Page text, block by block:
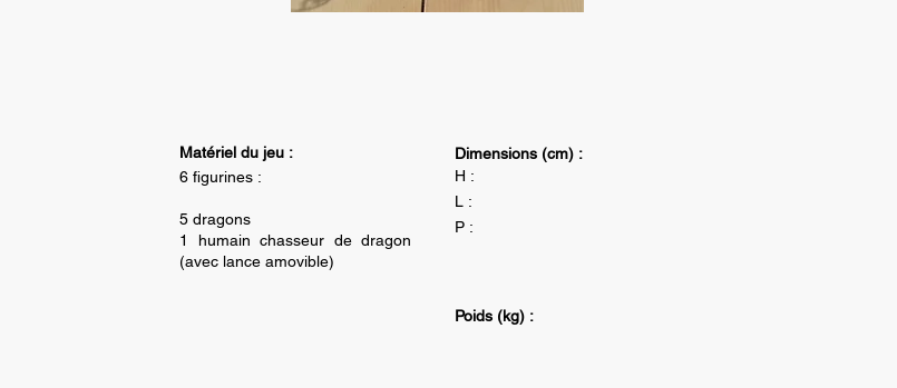
Matériel du jeu :
6 figurines :
5 dragons
1 humain chasseur de dragon
(avec lance amovible)
Dimensions (cm) :
H :
L :
P :
Poids (kg) :